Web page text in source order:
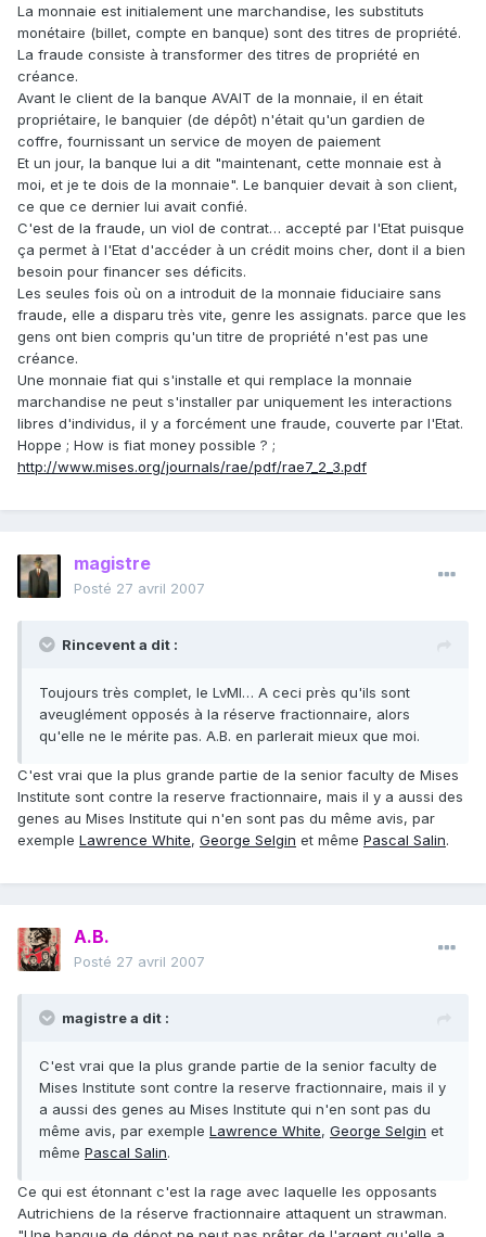
La monnaie est initialement une marchandise, les substituts
monétaire (billet, compte en banque) sont des titres de propriété.
La fraude consiste à transformer des titres de propriété en
créance.
Avant le client de la banque AVAIT de la monnaie, il en était
propriétaire, le banquier (de dépôt) n'était qu'un gardien de
coffre, fournissant un service de moyen de paiement
Et un jour, la banque lui a dit "maintenant, cette monnaie est à
moi, et je te dois de la monnaie". Le banquier devait à son client,
ce que ce dernier lui avait confié.
C'est de la fraude, un viol de contrat… accepté par l'Etat puisque
ça permet à l'Etat d'accéder à un crédit moins cher, dont il a bien
besoin pour financer ses déficits.
Les seules fois où on a introduit de la monnaie fiduciaire sans
fraude, elle a disparu très vite, genre les assignats. parce que les
gens ont bien compris qu'un titre de propriété n'est pas une
créance.
Une monnaie fiat qui s'installe et qui remplace la monnaie
marchandise ne peut s'installer par uniquement les interactions
libres d'individus, il y a forcément une fraude, couverte par l'Etat.
Hoppe ; How is fiat money possible ? ;
http://www.mises.org/journals/rae/pdf/rae7_2_3.pdf
magistre
Posté 27 avril 2007
Rincevent a dit :
Toujours très complet, le LvMI… A ceci près qu'ils sont
aveuglément opposés à la réserve fractionnaire, alors
qu'elle ne le mérite pas. A.B. en parlerait mieux que moi.
C'est vrai que la plus grande partie de la senior faculty de Mises
Institute sont contre la reserve fractionnaire, mais il y a aussi des
genes au Mises Institute qui n'en sont pas du même avis, par
exemple Lawrence White, George Selgin et même Pascal Salin.
A.B.
Posté 27 avril 2007
magistre a dit :
C'est vrai que la plus grande partie de la senior faculty de
Mises Institute sont contre la reserve fractionnaire, mais il y
a aussi des genes au Mises Institute qui n'en sont pas du
même avis, par exemple Lawrence White, George Selgin et
même Pascal Salin.
Ce qui est étonnant c'est la rage avec laquelle les opposants
Autrichiens de la réserve fractionnaire attaquent un strawman.